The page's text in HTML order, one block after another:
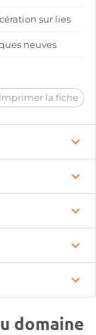
sur lies
neuves
Imprimer la fiche
domaine